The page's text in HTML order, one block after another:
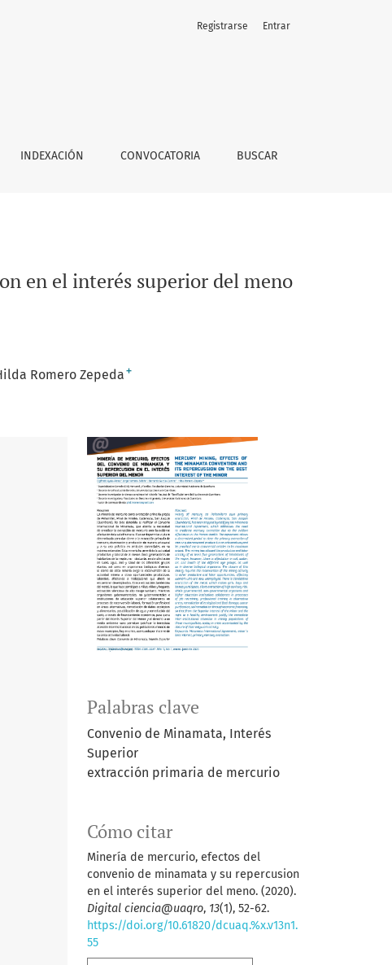
INDEXACIÓN CONVOCATORIA BUSCAR
Registrarse Entrar
en el interés superior del meno
Romero Zepeda +
Palabras clave
Convenio de Minamata, Interés
Superior
extracción primaria de mercurio
Cómo citar
Minería de mercurio, efectos del
convenio de minamata y su repercusion
en el interés superior del meno. (2020).
Digital ciencia@uaqro, 13(1), 52-62.
https://doi.org/10.61820/dcuaq.%x.v13n1.
55